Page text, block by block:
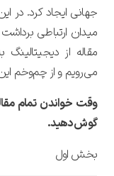
جهانی ایجاد کرد. در
میدان ارتباطی برداشت
مقاله از
می‌رویم و از چم‌و‌خم
وقت خواندن تمام
گوش دهید.
بخش اول